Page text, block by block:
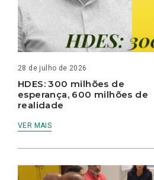
28 de julho de 2026
HDES: 300 milhões de
esperança, 600 milhões de
realidade
VER MAIS